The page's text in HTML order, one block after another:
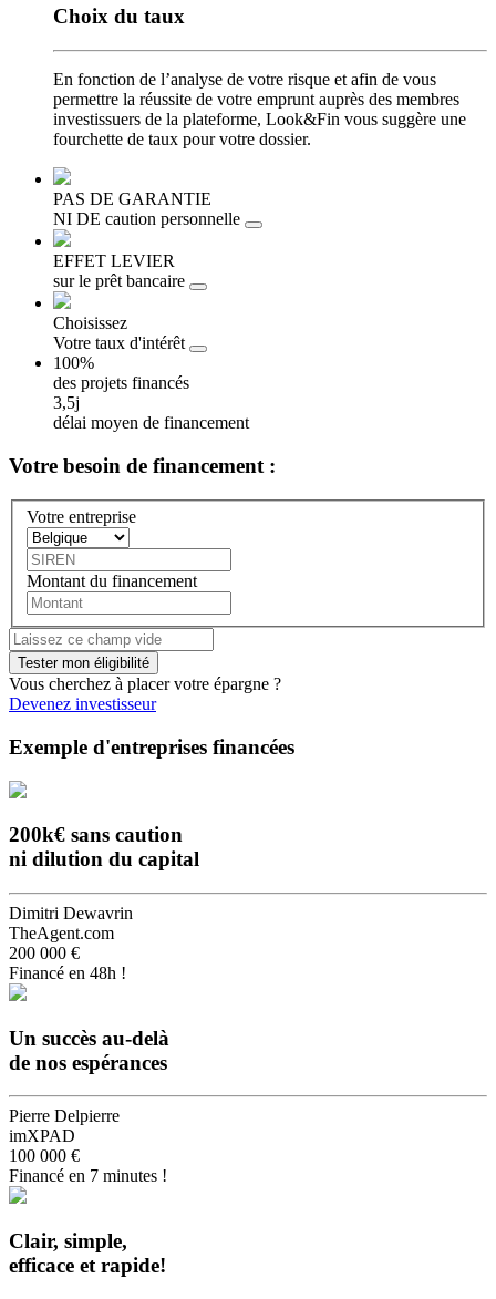
Choix du taux
En fonction de l’analyse de votre risque et afin de vous
permettre la réussite de votre emprunt auprès des membres
investissuers de la plateforme, Look&Fin vous suggère une
fourchette de taux pour votre dossier.
PAS DE GARANTIE
NI DE caution personnelle
EFFET LEVIER
sur le prêt bancaire
Choisissez
Votre taux d'intérêt
100%
des projets financés
3,5j
délai moyen de financement
Votre besoin de financement :
Votre entreprise
Montant du financement
Vous cherchez à placer votre épargne ?
Devenez investisseur
Exemple d'entreprises financées
200k€ sans caution
ni dilution du capital
Dimitri Dewavrin
TheAgent.com
200 000 €
Financé en 48h !
Un succès au-delà
de nos espérances
Pierre Delpierre
imXPAD
100 000 €
Financé en 7 minutes !
Clair, simple,
efficace et rapide!